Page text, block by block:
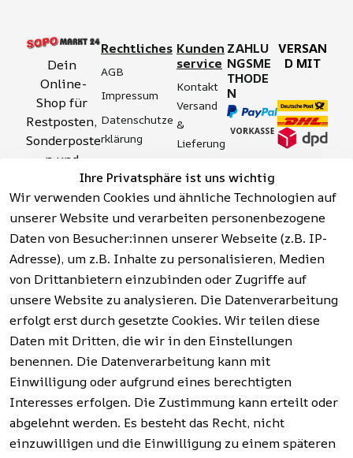
Ihre Privatsphäre ist uns wichtig
Wir verwenden Cookies und ähnliche Technologien auf
unserer Website und verarbeiten personenbezogene
Daten von Besucher:innen unserer Webseite (z.B. IP-
Adresse), um z.B. Inhalte zu personalisieren, Medien
von Drittanbietern einzubinden oder Zugriffe auf
unsere Website zu analysieren. Die Datenverarbeitung
erfolgt erst durch gesetzte Cookies. Wir teilen diese
Daten mit Dritten, die wir in den Einstellungen
benennen. Die Datenverarbeitung kann mit
Einwilligung oder aufgrund eines berechtigten
Interesses erfolgen. Die Zustimmung kann erteilt oder
abgelehnt werden. Es besteht das Recht, nicht
einzuwilligen und die Einwilligung zu einem späteren
Dein
Online-
Shop für
Restposten,
Sonderposte
n und
Aktionsartik
el rund um
Werkzeuge,
Garten,
Haushalt
und mehr.
Vertrag
widerrufen
Rechtliches
AGB
Impressum
Datenschutze
rklärung
tserklärung
Widerrufsrech
t
Hinweise zur
Batterieentso
rgung
Kunden
service
Kontakt
Versand
&
Lieferung
&
Sicherhei
t
Häufige
Fragen
(FAQ)
ZAHLU
NGSME
THODE
N
VERSAN
D MIT
Facebook |
Instagram |
Newsletter
AGB | Impressum |
Datenschutzerklärung |
Barrierefreiheitserklärung |
Widerrufsrecht